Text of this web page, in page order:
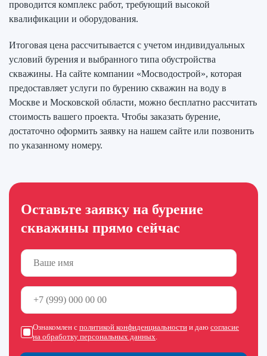
проводится комплекс работ, требующий высокой
квалификации и оборудования.
Итоговая цена рассчитывается с учетом индивидуальных
условий бурения и выбранного типа обустройства
скважины. На сайте компании «Мосводострой», которая
предоставляет услуги по бурению скважин на воду в
Москве и Московской области, можно бесплатно рассчитать
стоимость вашего проекта. Чтобы заказать бурение,
достаточно оформить заявку на нашем сайте или позвонить
по указанному номеру.
Оставьте заявку на бурение
скважины прямо сейчас
Ознакомлен с политикой конфиденциальности и даю согласие
на обработку персональных данных.